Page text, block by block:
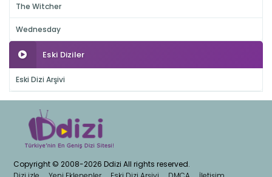
The Witcher
Wednesday
Eski Diziler
Eski Dizi Arşivi
Copyright © 2008-2026 Ddizi All rights reserved.